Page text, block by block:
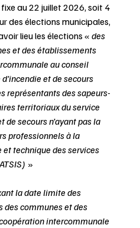
au 22 juillet 2026, soit 4
des élections municipales,
lieu les élections « des
et des établissements
au conseil
et de secours
représentants des sapeurs-
territoriaux du service
secours n’ayant pas la
professionnels à la
technique des services
»
la date limite des
des communes et des
intercommunale